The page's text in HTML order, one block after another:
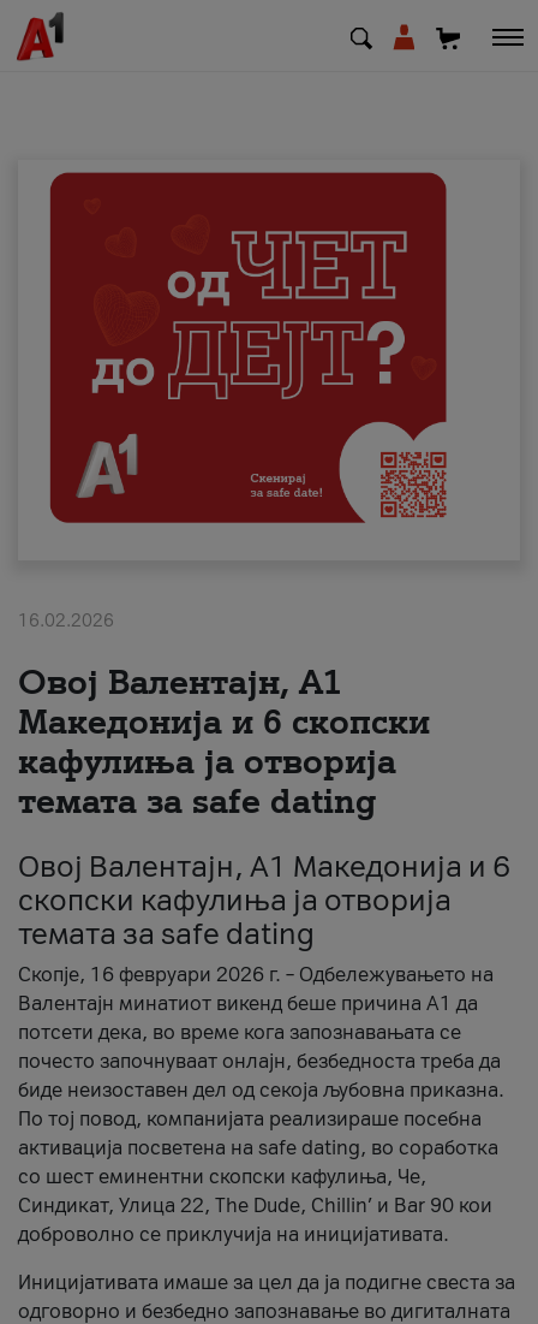
Деловни
Поддршка
Надополни кредит
Плати сметка
#ПодобарОнлајн
16.02.2026
Овој Валентајн, A1
Македонија и 6 скопски
кафулиња ја отворија
темата за safe dating
Овој Валентајн, A1 Македонија и 6
скопски кафулиња ја отворија
темата за safe dating
Скопје, 16 февруари 2026 г. – Одбележувањето на
Валентајн минатиот викенд беше причина А1 да
потсети дека, во време кога запознавањата се
почесто започнуваат онлајн, безбедноста треба да
биде неизоставен дел од секоја љубовна приказна.
По тој повод, компанијата реализираше посебна
активација посветена на safe dating, во соработка
со шест еминентни скопски кафулиња, Че,
Синдикат, Улица 22, The Dude, Chillin’ и Bar 90 кои
доброволно се приклучија на иницијативата.
Иницијативата имаше за цел да ја подигне свеста за
одговорно и безбедно запознавање во дигиталната